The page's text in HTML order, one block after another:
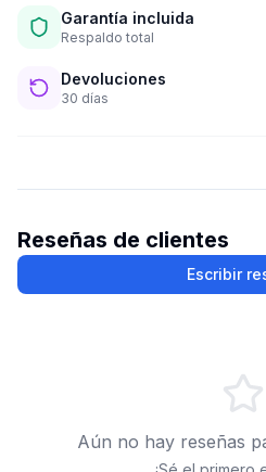
Garantía incluida
Respaldo total
Devoluciones
30 días
Reseñas de clientes
Escribir
Aún no hay reseñas